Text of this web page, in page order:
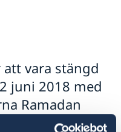
att stärka banden
för besök
och pass
lagligen bosatta i
i
vara stängd
juni 2018 med
Ramadan